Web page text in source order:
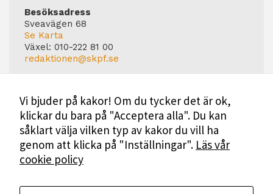
Besöksadress
Sveavägen 68
Se Karta
Växel: 010-222 81 00
redaktionen@skpf.se
Markus Dahlberg
Tel: 0720-88 17 17
markus.dahlberg@skpf.se
Annonsering
Swartling & Bergström Media
Birger Jarlsgatan 110
Tel: 08-545 160 60
Vi bjuder på kakor! Om du tycker det är ok,
klickar du bara på "Acceptera alla". Du kan
såklart välja vilken typ av kakor du vill ha
genom att klicka på "Inställningar". Läs vår
cookie policy